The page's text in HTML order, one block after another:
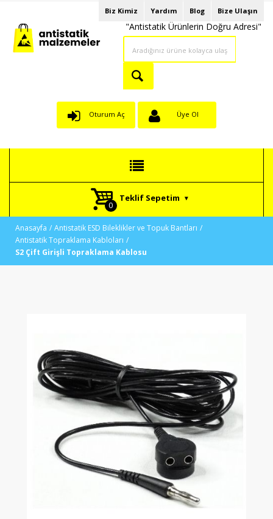
Biz Kimiz Yardım Blog Bize Ulaşın
"Antistatik Ürünlerin Doğru Adresi"
Oturum Aç Üye Ol
Teklif Sepetim
Anasayfa
Antistatik ESD Bileklikler ve Topuk Bantları
Antistatik Topraklama Kabloları
S2 Çift Girişli Topraklama Kablosu